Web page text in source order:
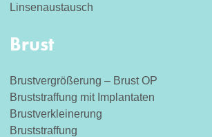
Linsenaustausch
Brust
Brustvergrößerung – Brust OP
Bruststraffung mit Implantaten
Brustverkleinerung
Bruststraffung